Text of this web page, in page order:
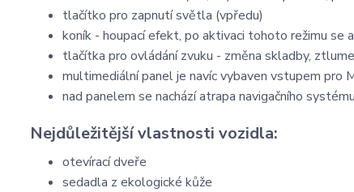
tlačítko pro zapnutí světla (vpředu)
koník - houpací efekt, po aktivaci tohoto režimu se
tlačítka pro ovládání zvuku - změna skladby,
multimediální panel je navíc vybaven vstupem pro
nad panelem se nachází atrapa navigačního
Nejdůležitější vlastnosti vozidla:
otevírací dveře
sedadla z ekologické kůže